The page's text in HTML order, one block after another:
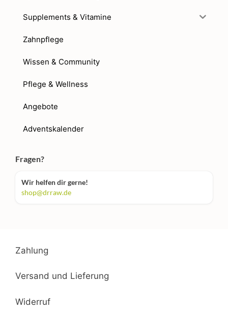
Supplements & Vitamine
Zahnpflege
Wissen & Community
Pflege & Wellness
Angebote
Adventskalender
Fragen?
Wir helfen dir gerne!
shop@drraw.de
Zahlung
Versand und Lieferung
Widerruf